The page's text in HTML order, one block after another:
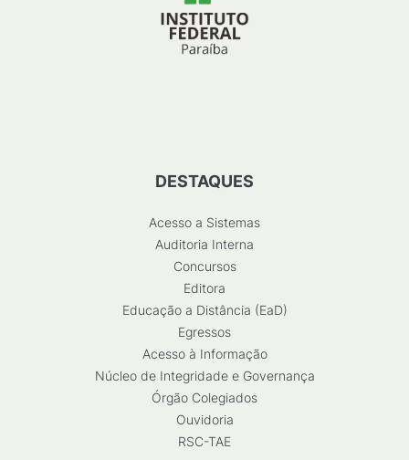
DESTAQUES
Acesso a Sistemas
Auditoria Interna
Concursos
Editora
Educação a Distância (EaD)
Egressos
Acesso à Informação
Núcleo de Integridade e Governança
Órgão Colegiados
Ouvidoria
RSC-TAE